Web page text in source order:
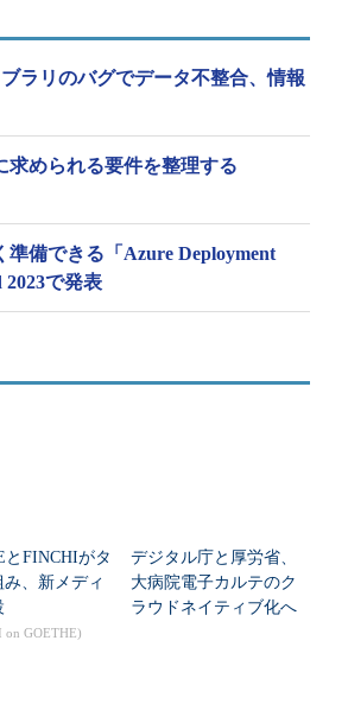
ラリのバグでデータ不整合、情報
求められる要件を整理する
備できる「Azure Deployment
で発表
とFINCHIがタ
み、新メディ
on GOETHE)
デジタル庁と厚労省、
大病院電子カルテのク
ラウドネイティブ化へ